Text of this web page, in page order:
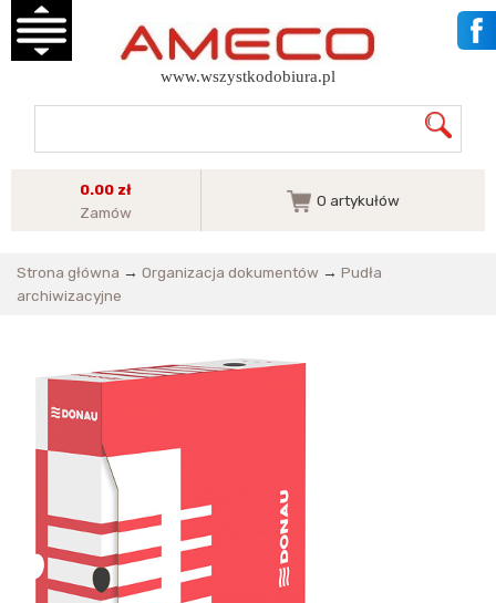
www.wszystkodobiura.pl
0.00 zł
Zamów
0 artykułów
Strona główna → Organizacja dokumentów → Pudła
archiwizacyjne